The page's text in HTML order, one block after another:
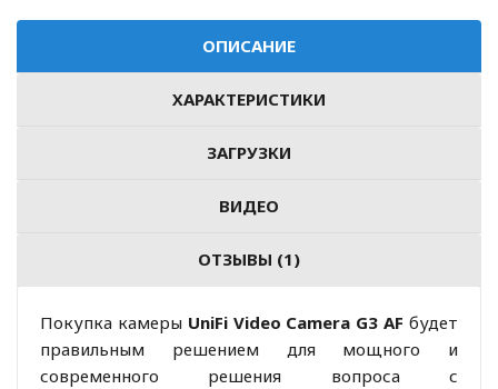
ОПИСАНИЕ
ХАРАКТЕРИСТИКИ
ЗАГРУЗКИ
ВИДЕО
ОТЗЫВЫ (1)
Покупка камеры UniFi Video Camera G3 AF будет
правильным решением для мощного и
современного решения вопроса с